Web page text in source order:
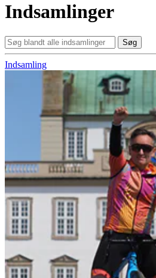
Indsamlinger
Søg
Indsamling